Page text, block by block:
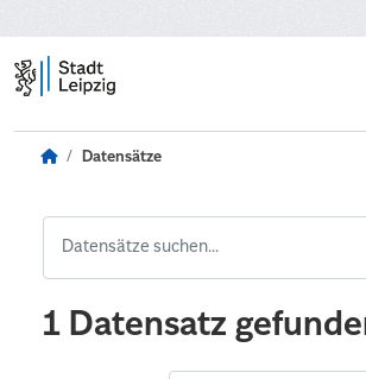
Datensätze
1 Datensatz